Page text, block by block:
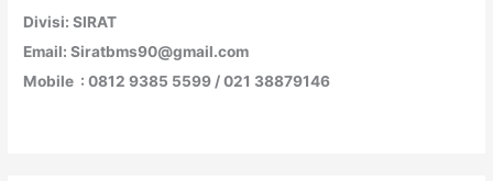
Divisi: SIRAT
Email: Siratbms90@gmail.com
Mobile : 0812 9385 5599 / 021 38879146